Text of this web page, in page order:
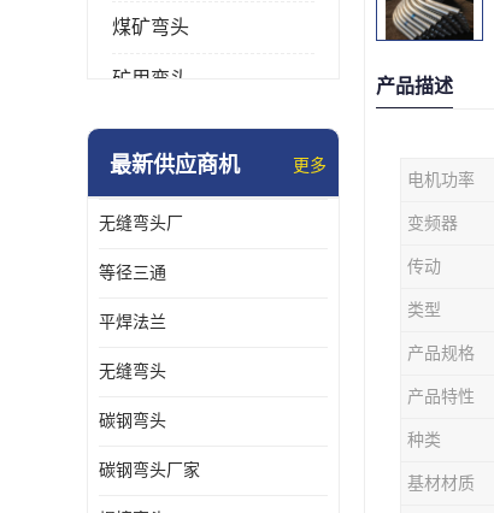
煤矿弯头
矿用弯头
冲压弯头
热压弯头
镀锌弯头
最新供应商机 更多
无缝弯头厂
等径三通
平焊法兰
无缝弯头
碳钢弯头
碳钢弯头厂家
产品描述
电机功率
变频器
传动
类型
产品规格
产品特性
种类
基材材质